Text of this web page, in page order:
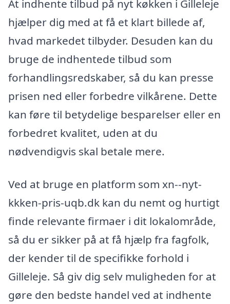
At indhente tilbud på nyt køkken i Gilleleje
hjælper dig med at få et klart billede af,
hvad markedet tilbyder. Desuden kan du
bruge de indhentede tilbud som
forhandlingsredskaber, så du kan presse
prisen ned eller forbedre vilkårene. Dette
kan føre til betydelige besparelser eller en
forbedret kvalitet, uden at du
nødvendigvis skal betale mere.
Ved at bruge en platform som xn--nyt-
kkken-pris-uqb.dk kan du nemt og hurtigt
finde relevante firmaer i dit lokalområde,
så du er sikker på at få hjælp fra fagfolk,
der kender til de specifikke forhold i
Gilleleje. Så giv dig selv muligheden for at
gøre den bedste handel ved at indhente